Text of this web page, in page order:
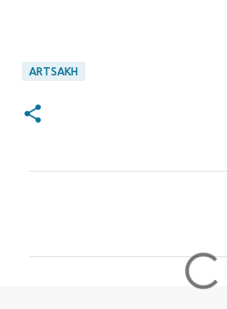
ARTSAKH